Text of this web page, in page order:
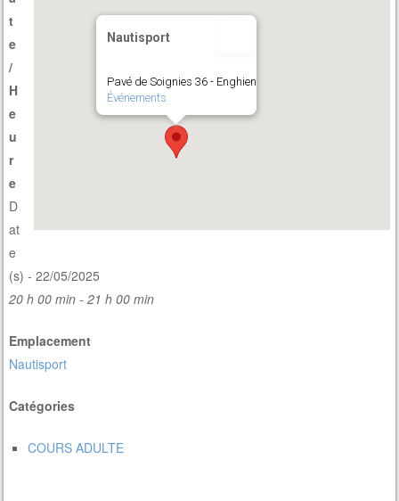
Nautisport
Pavé de Soignies 36 - Enghien
Événements
t
e
/
H
e
u
r
e
D
at
e
(s) - 22/05/2025
20 h 00 min - 21 h 00 min
Emplacement
Nautisport
Catégories
COURS ADULTE